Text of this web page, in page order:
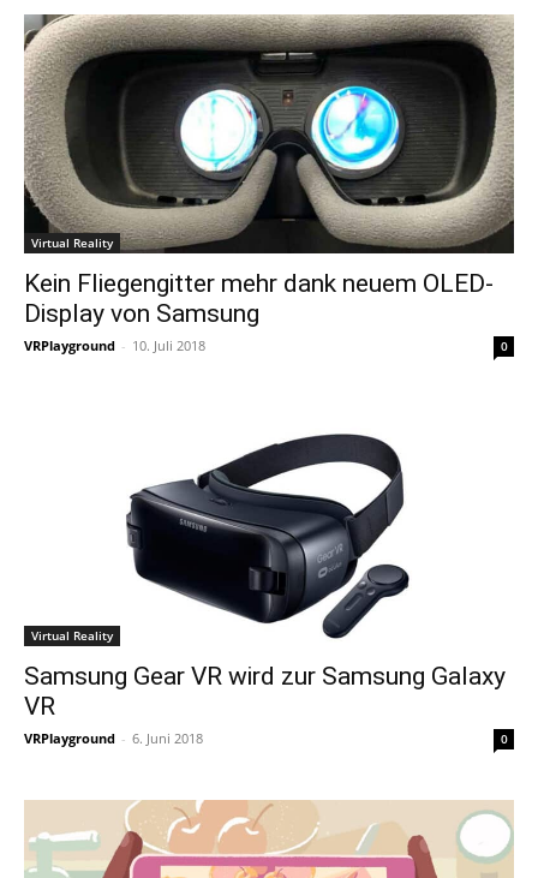
Virtual Reality
Kein Fliegengitter mehr dank neuem OLED-
Display von Samsung
VRPlayground - 10. Juli 2018 0
Virtual Reality
Samsung Gear VR wird zur Samsung Galaxy
VR
VRPlayground - 6. Juni 2018 0